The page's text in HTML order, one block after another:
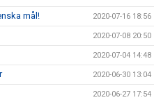
mål! 2020-07-16 18:56
2020-07-08 20:50
2020-07-04 14:48
2020-06-30 13:04
2020-06-27 17:54